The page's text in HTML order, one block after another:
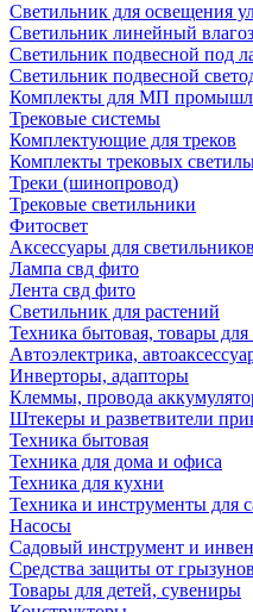
Светильник для освещения
Светильник линейный
Светильник подвесной под
Светильник подвесной
Комплекты для МП
Трековые системы
Комплектующие для треков
Комплекты трековых
Треки (шинопровод)
Трековые светильники
Фитосвет
Аксессуары для
Лампа свд фито
Лента свд фито
Светильник для растений
Техника бытовая, товары для
Автоэлектрика,
Инверторы, адапторы
Клеммы, провода
Штекеры и разветвители
Техника бытовая
Техника для дома и офиса
Техника для кухни
Техника и инструменты для
Насосы
Садовый инструмент и
Средства защиты от
Товары для детей, сувениры